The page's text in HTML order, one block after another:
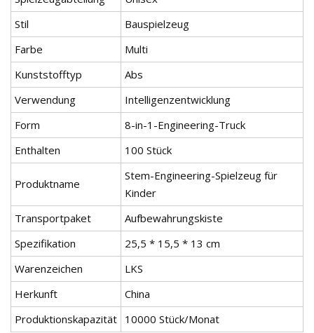
Stil
Bauspielzeug
Farbe
Multi
Kunststofftyp
Abs
Verwendung
Intelligenzentwicklung
Form
8-in-1-Engineering-Truck
Enthalten
100 Stück
Produktname
Stem-Engineering-Spielzeug für
Kinder
Transportpaket
Aufbewahrungskiste
Spezifikation
25,5 * 15,5 * 13 cm
Warenzeichen
LKS
Herkunft
China
Produktionskapazität 10000 Stück/Monat